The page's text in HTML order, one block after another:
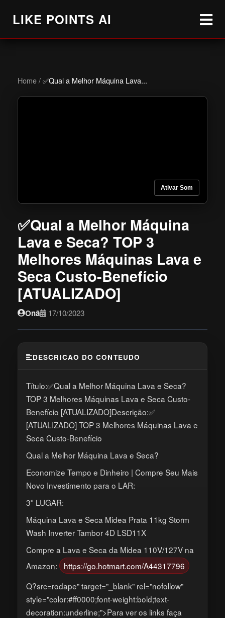
LIKE POINTS AI
Home/✅Qual a Melhor Máquina Lava...
Ativar Som
✅Qual a Melhor Máquina
Lava e Seca? TOP 3
Melhores Máquinas Lava e
Seca Custo-Benefício
[ATUALIZADO]
Onã 17/10/2023
DESCRICAO DO CONTEUDO
Título:✅Qual a Melhor Máquina Lava e Seca?
TOP 3 Melhores Máquinas Lava e Seca Custo-
Benefício [ATUALIZADO]Descrição:✅
[ATUALIZADO] TOP 3 Melhores Máquinas Lava e
Seca Custo-Benefício
Qual a Melhor Máquina Lava e Seca?
Economize Tempo e Dinheiro | Compre Seu Mais
Novo Investimento para o LAR:
3º LUGAR:
Máquina Lava e Seca Midea Prata 11kg Storm
Wash Inverter Tambor 4D LSD11X
Compre a Lava e Seca da Midea 110V/127V na
Amazon:
https://go.hotmart.com/A44317796
Q?src=rodape" target="_blank" rel="nofollow"
style="color:#ff0000;font-weight:bold;text-
decoration:underline;">Para ver os links faça